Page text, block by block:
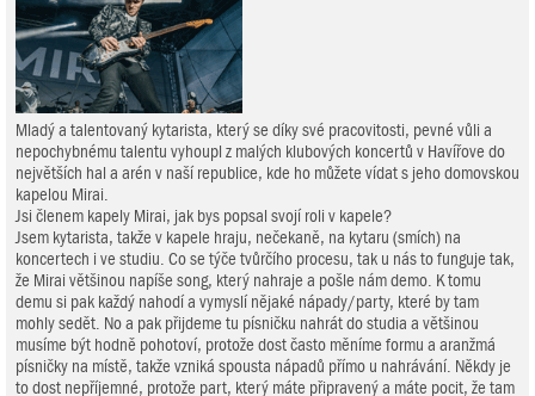
Mladý a talentovaný kytarista, který se díky své pracovitosti, pevné vůli a
nepochybnému talentu vyhoupl z malých klubových koncertů v Havířove do
největších hal a arén v naší republice, kde ho můžete vídat s jeho domovskou
kapelou Mirai.
Jsi členem kapely Mirai, jak bys popsal svojí roli v kapele?
Jsem kytarista, takže v kapele hraju, nečekaně, na kytaru (smích) na
koncertech i ve studiu. Co se týče tvůrčího procesu, tak u nás to funguje tak,
že Mirai většinou napíše song, který nahraje a pošle nám demo. K tomu
demu si pak každý nahodí a vymyslí nějaké nápady/party, které by tam
mohly sedět. No a pak přijdeme tu písničku nahrát do studia a většinou
musíme být hodně pohotoví, protože dost často měníme formu a aranžmá
písničky na místě, takže vzniká spousta nápadů přímo u nahrávání. Někdy je
to dost nepříjemné, protože part, který máte připravený a máte pocit, že tam